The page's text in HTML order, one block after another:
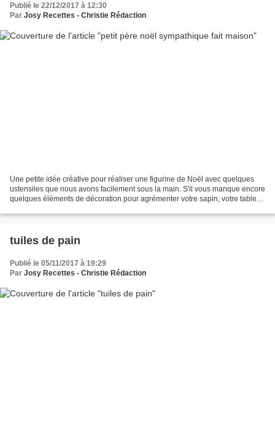
Publié le 22/12/2017 à 12:30
Par Josy Recettes - Christie Rédaction
Une petite idée créative pour réaliser une figurine de Noël avec quelques
ustensiles que nous avons facilement sous la main. S'il vous manque encore
quelques éléments de décoration pour agrémenter votre sapin, votre table
tuiles de pain
Publié le 05/11/2017 à 19:29
Par Josy Recettes - Christie Rédaction